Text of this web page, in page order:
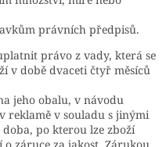
právních předpisů.
právo z vady, která se
v době dvaceti čtyř měsíců
jeho obalu, v návodu
reklamě v souladu s jinými
po kterou lze zboží